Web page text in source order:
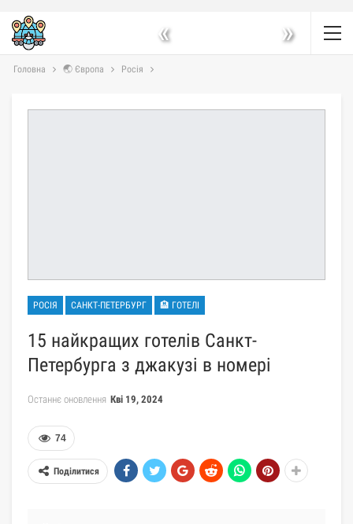
« »
Головна 🌏 Європа Росія
РОСІЯ САНКТ-ПЕТЕРБУРГ 🏨 ГОТЕЛІ
15 найкращих готелів Санкт-
Петербурга з джакузі в номері
Останнє оновлення Кві 19, 2024
74
Поділитися